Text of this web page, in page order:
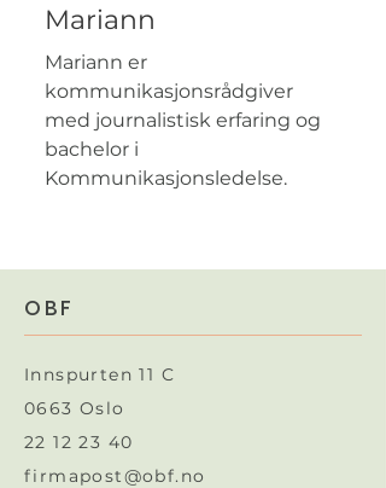
Mariann
Mariann er
kommunikasjonsrådgiver
med journalistisk erfaring og
bachelor i
Kommunikasjonsledelse.
OBF
Innspurten 11 C
0663 Oslo
22 12 23 40
firmapost@obf.no